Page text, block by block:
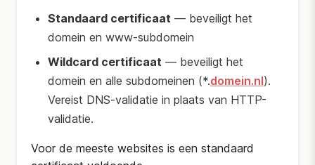
Standaard certificaat — beveiligt het
domein en www-subdomein
Wildcard certificaat — beveiligt het
domein en alle subdomeinen (*.domein.nl).
Vereist DNS-validatie in plaats van HTTP-
validatie.
Voor de meeste websites is een standaard